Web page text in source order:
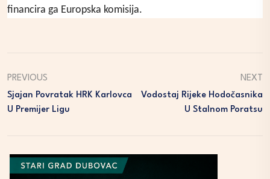
financira ga Europska komisija.
PREVIOUS
Sjajan Povratak HRK Karlovca
U Premijer Ligu
NEXT
Vodostaj Rijeke Hodočasnika
U Stalnom Poratsu